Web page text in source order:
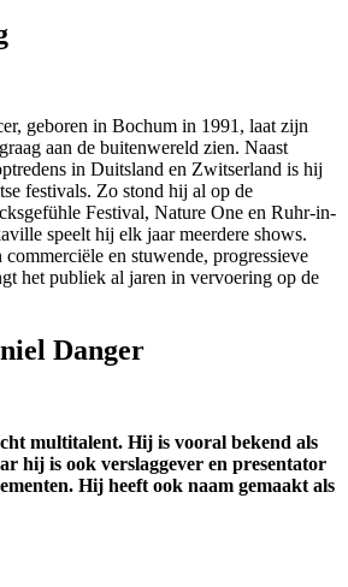
geboren in Bochum in 1991, laat zijn
aan de buitenwereld zien. Naast
in Duitsland en Zwitserland is hij
festivals. Zo stond hij al op de
Festival, Nature One en Ruhr-in-
speelt hij elk jaar meerdere shows.
en stuwende, progressieve
het publiek al jaren in vervoering op de
Danger
multitalent. Hij is vooral bekend als
hij is ook verslaggever en presentator
Hij heeft ook naam gemaakt als